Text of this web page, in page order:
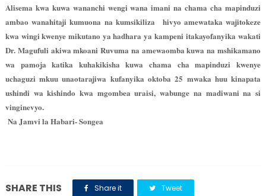
Alisema kwa kuwa wananchi wengi wana imani na chama cha mapinduzi
ambao wanahitaji kumuona na kumsikiliza
hivyo amewataka wajitokeze
kwa wingi kwenye mikutano ya hadhara ya kampeni itakayofanyika wakati
Dr. Magufuli akiwa mkoani Ruvuma na amewaomba kuwa na mshikamano
wa pamoja katika kuhakikisha kuwa chama cha mapinduzi kwenye
uchaguzi mkuu unaotarajiwa kufanyika oktoba 25 mwaka huu kinapata
ushindi wa kishindo kwa mgombea uraisi, wabunge na madiwani na si
vinginevyo.
Na Jamvi la Habari- Songea
SHARE THIS Share it Tweet